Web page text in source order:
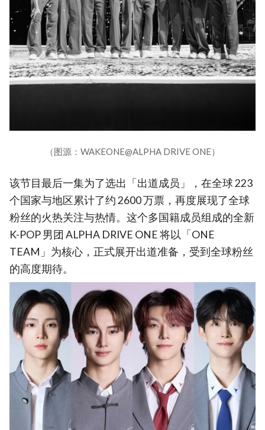
（图源：WAKEONE@ALPHA DRIVE ONE）
该节目最后一集为了选出「出道成员」，在全球 223
个国家与地区累计了约 2600 万票，再度展现了全球
粉丝的火热关注与热情。这个多国籍成员组成的全新
K-POP 男团 ALPHA DRIVE ONE 将以「ONE
TEAM」为核心，正式展开出道准备，受到全球粉丝
的高度期待。